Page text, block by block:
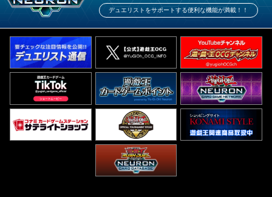
デュエリストをサポートする便利な機能が満載！！